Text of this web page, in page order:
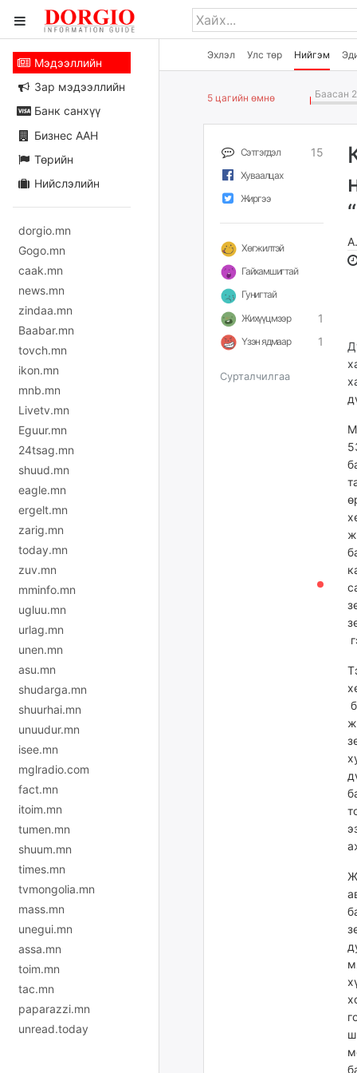
Эхлэл Улс төр Нийгэм
Мэдээллийн
Зар мэдээллийн
Банк санхүү
Бизнес ААН
Төрийн
Нийслэлийн
dorgio.mn
Gogo.mn
caak.mn
news.mn
zindaa.mn
Baabar.mn
tovch.mn
ikon.mn
mnb.mn
Livetv.mn
Eguur.mn
24tsag.mn
shuud.mn
eagle.mn
ergelt.mn
zarig.mn
today.mn
zuv.mn
mminfo.mn
ugluu.mn
urlag.mn
unen.mn
asu.mn
shudarga.mn
shuurhai.mn
unuudur.mn
isee.mn
mglradio.com
fact.mn
itoim.mn
tumen.mn
shuum.mn
times.mn
tvmongolia.mn
mass.mn
unegui.mn
assa.mn
toim.mn
tac.mn
paparazzi.mn
unread.today
5 цагийн өмнө Баасан
Сэтгэгдэл 15
Хуваалцах
Жиргээ
Хөгжилтэй
Гайхамшигтай
Гунигтай
Жихүүцмээр
1
Үзэн ядмаар 1
Сурталчилгаа